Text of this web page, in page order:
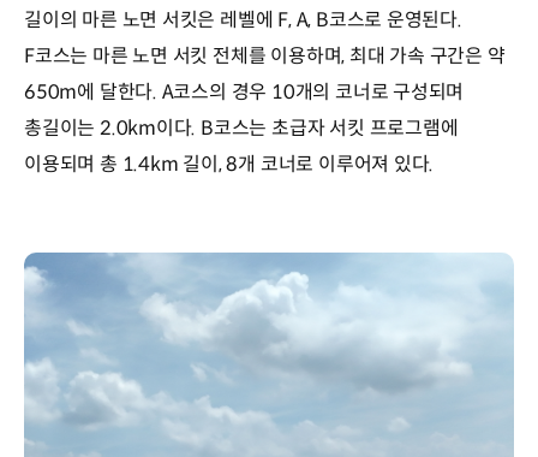
길이의 마른 노면 서킷은 레벨에 F, A, B코스로 운영된다.
F코스는 마른 노면 서킷 전체를 이용하며, 최대 가속 구간은 약
650m에 달한다. A코스의 경우 10개의 코너로 구성되며
총길이는 2.0km이다. B코스는 초급자 서킷 프로그램에
이용되며 총 1.4km 길이, 8개 코너로 이루어져 있다.